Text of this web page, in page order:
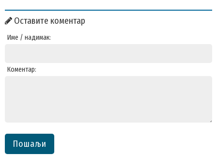
Оставите коментар
Име / надимак:
Коментар:
Пошаљи